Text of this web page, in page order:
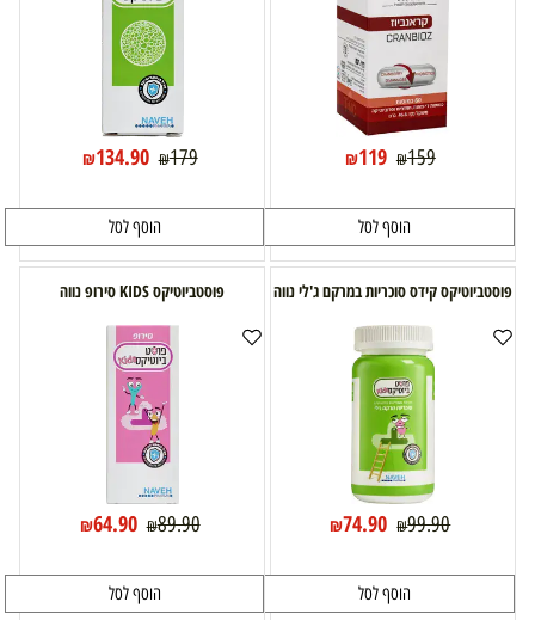
₪159
₪119
הוסף לסל
₪179
₪134.90
הוסף לסל
פוסטביוטיקס קידס סוכריות במרקם ג'לי נווה
₪99.90
₪74.90
הוסף לסל
פוסטביוטיקס KIDS סירופ נווה
₪89.90
₪64.90
הוסף לסל